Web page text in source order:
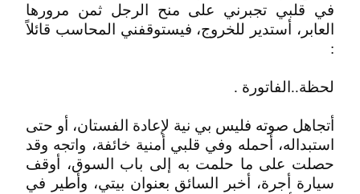
في قلبي تجبرني على منح الرجل ثمن مرورها
العابر، أستدير للخروج، فيستوقفني المحاسب قائلاً
:
لحظة..الفاتورة .
أتجاهل صوته فليس بي نية لإعادة الفستان، أو حتى
استبداله، أحمله وفي قلبي أمنية خائفة، واتجه وقد
حصلت على ما حلمت به إلى باب السوق، أوقف
سيارة أجرة، أخبر السائق بعنوان بيتي، وأطير في